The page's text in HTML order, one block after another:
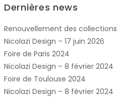
Dernières news
Renouvellement des collections
Nicolazi Design – 17 juin 2026
Foire de Paris 2024
Nicolazi Design – 8 février 2024
Foire de Toulouse 2024
Nicolazi Design – 8 février 2024